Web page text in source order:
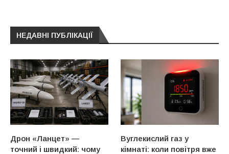
НЕДАВНІ ПУБЛІКАЦІЇ
Дрон «Ланцет» —
точний і швидкий: чому
Вуглекислий газ у
кімнаті: коли повітря вже